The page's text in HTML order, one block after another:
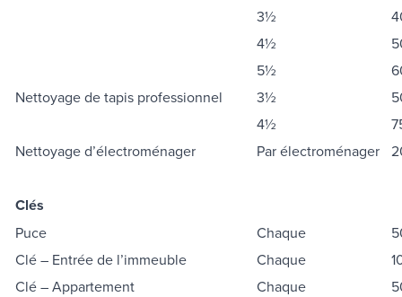
3½
4½
5½
Nettoyage de tapis professionnel
3½
4½
Nettoyage d’électroménager
Par électroménager
Clés
Puce Chaque
Clé – Entrée de l’immeuble
Chaque
Clé – Appartement
Chaque